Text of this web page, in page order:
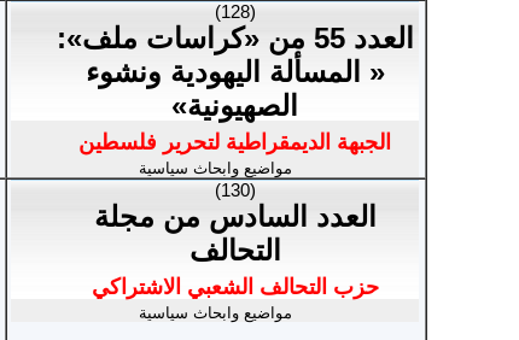
(128)
العدد 55 من «كراسات ملف»:
« المسألة اليهودية ونشوء
الصهيونية»
الجبهة الديمقراطية لتحرير فلسطين
مواضيع وابحاث سياسية
(130)
العدد السادس من مجلة
التحالف
حزب التحالف الشعبي الاشتراكي
مواضيع وابحاث سياسية